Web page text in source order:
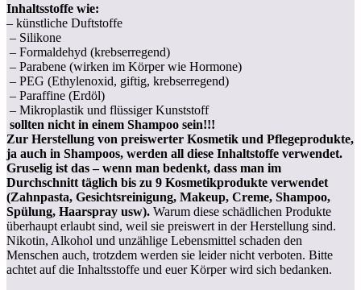
Inhaltsstoffe wie:
– künstliche Duftstoffe
– Silikone
– Formaldehyd (krebserregend)
– Parabene (wirken im Körper wie Hormone)
– PEG (Ethylenoxid, giftig, krebserregend)
– Paraffine (Erdöl)
– Mikroplastik und flüssiger Kunststoff
sollten nicht in einem Shampoo sein!!!
Zur Herstellung von preiswerter Kosmetik und Pflegeprodukte,
ja auch in Shampoos, werden all diese Inhaltstoffe verwendet.
Gruselig ist das – wenn man bedenkt, dass man im
Durchschnitt täglich bis zu 9 Kosmetikprodukte verwendet
(Zahnpasta, Gesichtsreinigung, Makeup, Creme, Shampoo,
Spülung, Haarspray usw). Warum diese schädlichen Produkte
überhaupt erlaubt sind, weil sie preiswert in der Herstellung sind.
Nikotin, Alkohol und unzählige Lebensmittel schaden den
Menschen auch, trotzdem werden sie leider nicht verboten. Bitte
achtet auf die Inhaltsstoffe und euer Körper wird sich bedanken.